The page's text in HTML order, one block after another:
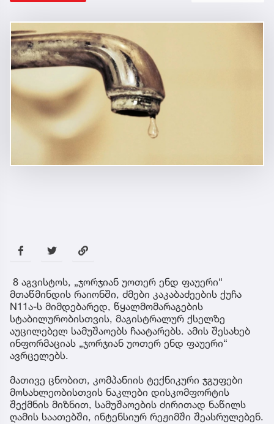
8 აგვისტოს, „ჯორჯიან უოთერ ენდ ფაუერი“
მთაწმინდის რაიონში, ძმები კაკაბაძეების ქუჩა
N11ა-ს მიმდებარედ, წყალმომარაგების
სტაბილურობისთვის, მაგისტრალურ ქსელზე
აუცილებელ სამუშაოებს ჩაატარებს. ამის შესახებ
ინფორმაციას „ჯორჯიან უოთერ ენდ ფაუერი“
ავრცელებს.
მათივე ცნობით, კომპანიის ტექნიკური ჯგუფები
მოსახლეობისთვის ნაკლები დისკომფორტის
შექმნის მიზნით, სამუშაოების ძირითად ნაწილს
ღამის საათებში, ინტენსიურ რეჟიმში შეასრულებენ.